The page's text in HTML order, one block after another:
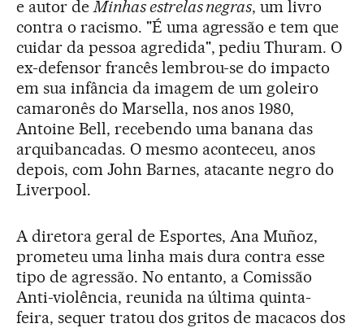
e autor deMinhas estrelas negras, um livro
contra o racismo. "É uma agressão e tem que
cuidar da pessoa agredida", pediu Thuram. O
ex-defensor francês lembrou-se do impacto
em sua infância da imagem de um goleiro
camaronês do Marsella, nos anos 1980,
Antoine Bell, recebendo uma banana das
arquibancadas. O mesmo aconteceu, anos
depois, com John Barnes, atacante negro do
Liverpool.
A diretora geral de Esportes, Ana Muñoz,
prometeu uma linha mais dura contra esse
tipo de agressão. No entanto, a Comissão
Anti-violência, reunida na última quinta-
feira, sequer tratou dos gritos de macacos dos